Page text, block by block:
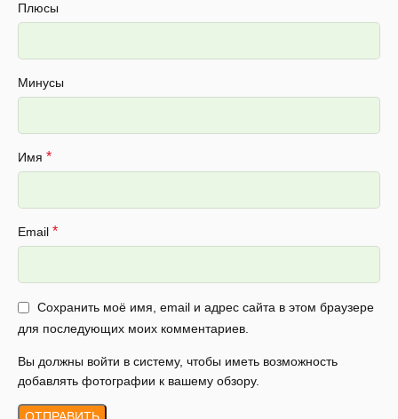
Плюсы
Минусы
Имя *
Email *
Сохранить моё имя, email и адрес сайта в этом браузере
для последующих моих комментариев.
Вы должны войти в систему, чтобы иметь возможность
добавлять фотографии к вашему обзору.